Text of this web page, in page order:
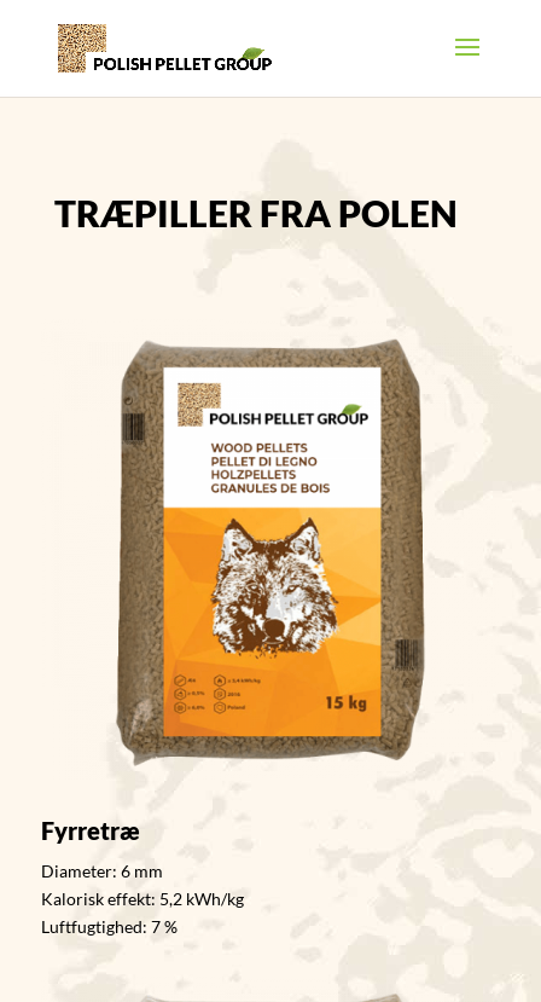
TRÆPILLER FRA POLEN
Fyrretræ
Diameter: 6 mm
Kalorisk effekt: 5,2 kWh/kg
Luftfugtighed: 7 %